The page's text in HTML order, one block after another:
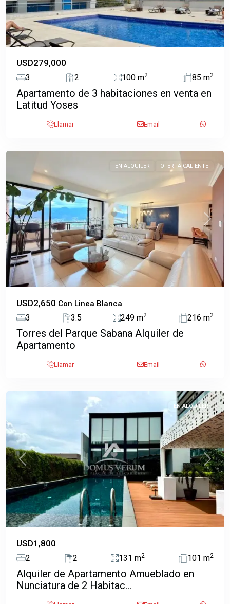
USD279,000
3 2 100 m2 85 m2
Apartamento de 3 habitaciones en venta en
Latitud Yoses
Llamar Email
Mata
Redonda
Previous Next
EN ALQUILER OFERTA CALIENTE
USD2,650 Con Linea Blanca
3 3.5 249 m2 216 m2
Torres del Parque Sabana Alquiler de
Apartamento
Llamar Email
San
Previous Next
EN ALQUILER
USD1,800
2 2 131 m2 101 m2
Alquiler de Apartamento Amueblado en
Nunciatura de 2 Habitac...
San